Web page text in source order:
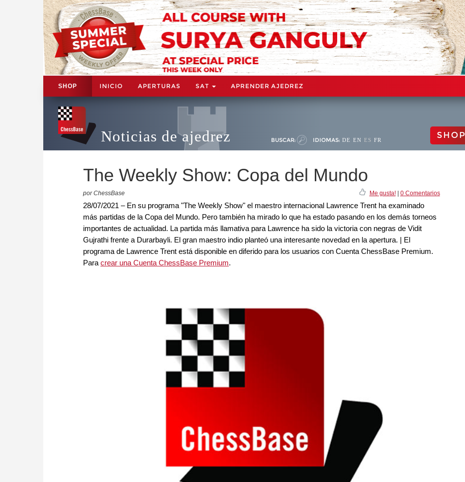
SHOP INICIO APERTURAS SAT APRENDER AJEDREZ
Noticias de ajedrez BUSCAR: IDIOMAS: DE EN ES FR SHOP
The Weekly Show: Copa del Mundo
por ChessBase Me gusta!| 0 Comentarios
28/07/2021 – En su programa "The Weekly Show" el maestro internacional Lawrence Trent ha examinado
más partidas de la Copa del Mundo. Pero también ha mirado lo que ha estado pasando en los demás torneos
importantes de actualidad. La partida más llamativa para Lawrence ha sido la victoria con negras de Vidit
Gujrathi frente a Durarbayli. El gran maestro indio planteó una interesante novedad en la apertura. | El
programa de Lawrence Trent está disponible en diferido para los usuarios con Cuenta ChessBase Premium.
Para crear una Cuenta ChessBase Premium.